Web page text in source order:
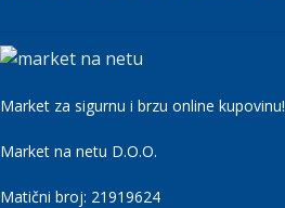
Market za sigurnu i brzu online kupovinu!
Market na netu D.O.O.
Matični broj: 21919624